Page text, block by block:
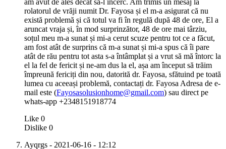
rolatorul de vrăji numit Dr. Fayosa și el m-a asigurat că nu
există problemă și că totul va fi în regulă după 48 de ore, El a
aruncat vraja și, în mod surprinzător, 48 de ore mai târziu,
soțul meu m-a sunat și mi-a cerut scuze pentru tot ce a făcut,
am fost atât de surprins că m-a sunat și mi-a spus că îi pare
atât de rău pentru tot asta s-a întâmplat și a vrut să mă întorc la
el la fel de fericit și ne-am dus la el, așa am început să trăim
împreună fericiți din nou, datorită dr. Fayosa, sfătuind pe toată
lumea cu aceeași problemă, contactați dr. Fayosa Adresa de e-
mail este (Fayosasolusionhome@gmail.com) sau direct pe
whats-app +2348151918774
Like 0
Dislike 0
Ayqrgs - 2021-06-16 - 12:12